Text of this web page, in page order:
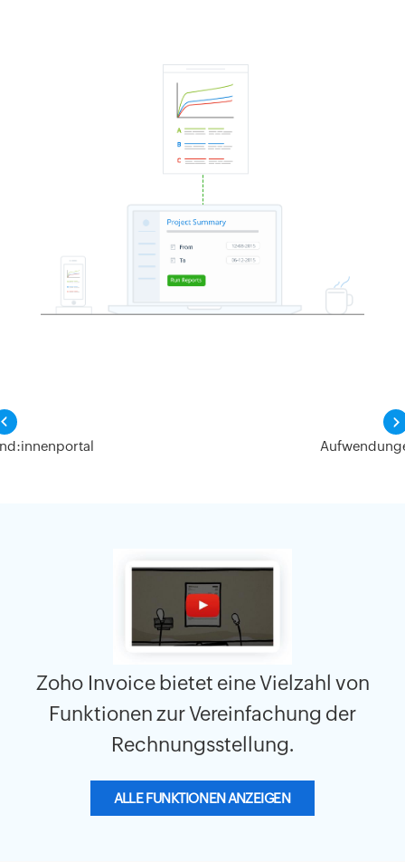
Zoho Invoice bietet eine Vielzahl von
Funktionen zur Vereinfachung der
Rechnungsstellung.
ALLE FUNKTIONEN ANZEIGEN